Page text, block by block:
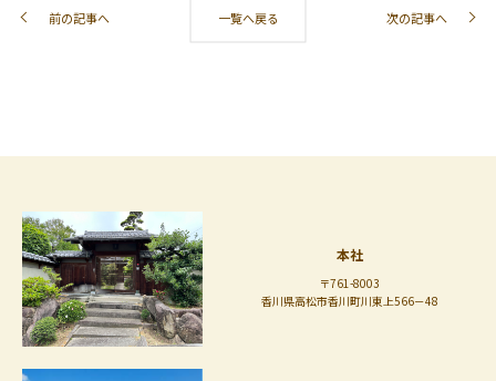
前の記事へ 一覧へ戻る 次の記事へ
本社
〒761-8003
香川県高松市香川町川東上566－48